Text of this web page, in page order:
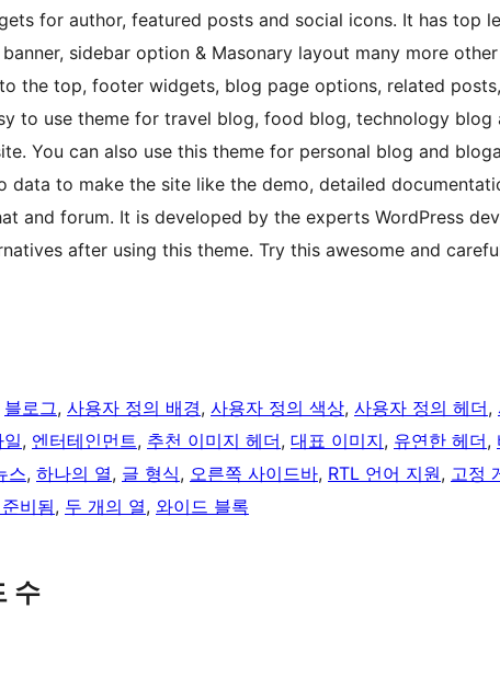
for author, featured posts and social icons. It has top
sidebar option & Masonary layout many more
the top, footer widgets, blog page options, related
to use theme for travel blog, food blog, technology blog
You can also use this theme for personal blog and
data to make the site like the demo, detailed
and forum. It is developed by the experts WordPress
after using this theme. Try this awesome and
블로그, 사용자 정의 배경, 사용자 정의 색상, 사용자 정의 헤더,
, 엔터테인먼트, 추천 이미지 헤더, 대표 이미지, 유연한 헤더,
스, 하나의 열, 글 형식, 오른쪽 사이드바, RTL 언어 지원, 고정
비됨, 두 개의 열, 와이드 블록
수